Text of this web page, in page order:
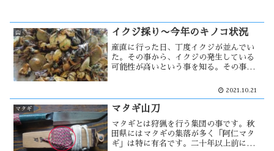
山 イクジ採り〜今年のキノコ状況
産直に行った日、丁度イクジが並んでい
た。その事から、イクジの発生している
可能性が高いという事を知る。その事が
来る場所は人が多く出ると考え、八峰町
あったため、今度は三種町へ採りに・・
2021.10.21
マタギ マタギ山刀
マタギとは狩猟を行う集団の事です。秋
田県にはマタギの集落が多く「阿仁マタ
ギ」は特に有名です。二十年以上前に、